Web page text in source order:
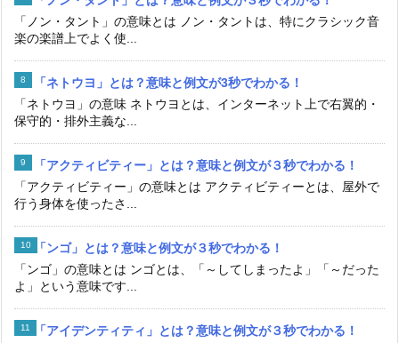
「ノン・タント」の意味とは ノン・タントは、特にクラシック音
楽の楽譜上でよく使...
「ネトウヨ」とは？意味と例文が3秒でわかる！
「ネトウヨ」の意味 ネトウヨとは、インターネット上で右翼的・
保守的・排外主義な...
「アクティビティー」とは？意味と例文が３秒でわかる！
「アクティビティー」の意味とは アクティビティーとは、屋外で
行う身体を使ったさ...
「ンゴ」とは？意味と例文が３秒でわかる！
「ンゴ」の意味とは ンゴとは、「～してしまったよ」「～だった
よ」という意味です...
「アイデンティティ」とは？意味と例文が３秒でわかる！